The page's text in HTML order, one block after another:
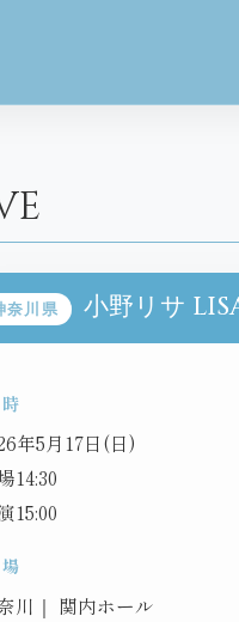
奈川県 小野リサ
年5月17日(日)
14:30
15:00
川｜ 関内ホール